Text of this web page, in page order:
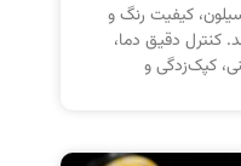
کیفیت رنگ و
دقیق دما،
کپک‌زدگی و